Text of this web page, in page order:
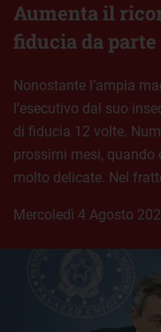
Aumenta il
fiducia da
Nonostante l’ampia
l’esecutivo dal suo
di fiducia 12 volte.
prossimi mesi, quando
molto delicate. Nel
mercoledì 4 Agosto